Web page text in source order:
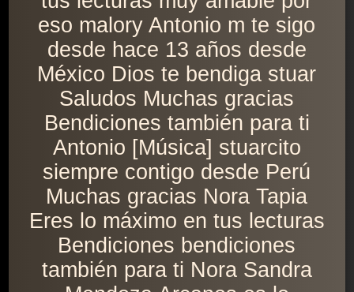
eso malory Antonio m te sigo
desde hace 13 años desde
México Dios te bendiga stuar
Saludos Muchas gracias
Bendiciones también para ti
Antonio [Música] stuarcito
siempre contigo desde Perú
Muchas gracias Nora Tapia
Eres lo máximo en tus lecturas
Bendiciones bendiciones
también para ti Nora Sandra